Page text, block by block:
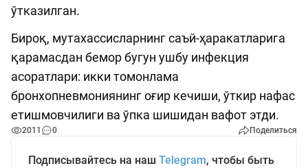
ўтказилган.
Бироқ, мутахассисларнинг саъй-ҳаракатларига
қарамасдан бемор бугун ушбу инфекция
асоратлари: икки томонлама
бронхопневмониянинг оғир кечиши, ўткир нафас
етишмовчилиги ва ўпка шишидан вафот этди.
2011 0 Поделиться
Подписывайтесь на наш Telegram, чтобы быть